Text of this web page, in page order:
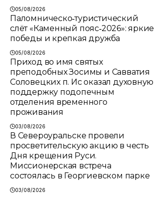
05/08/2026
Паломническо‑туристический
слёт «Каменный пояс‑2026»: яркие
победы и крепкая дружба
05/08/2026
Приход во имя святых
преподобных Зосимы и Савватия
Соловецких п. Ис оказал духовную
поддержку подопечным
отделения временного
проживания
03/08/2026
В Североуральске провели
просветительскую акцию в честь
Дня крещения Руси.
Миссионерская встреча
состоялась в Георгиевском парке
03/08/2026